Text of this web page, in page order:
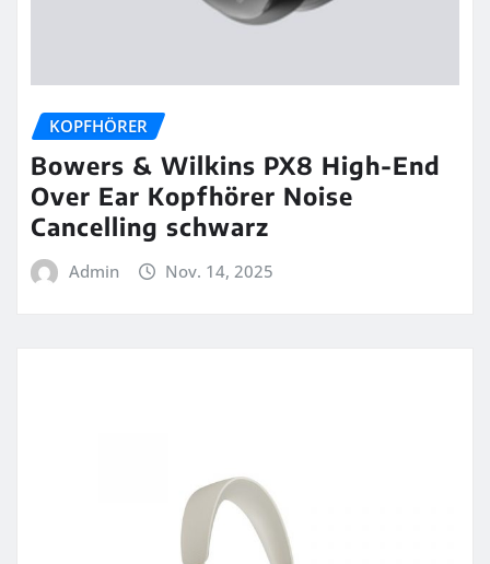
KOPFHÖRER
Bowers & Wilkins PX8 High-End
Over Ear Kopfhörer Noise
Cancelling schwarz
Admin Nov. 14, 2025